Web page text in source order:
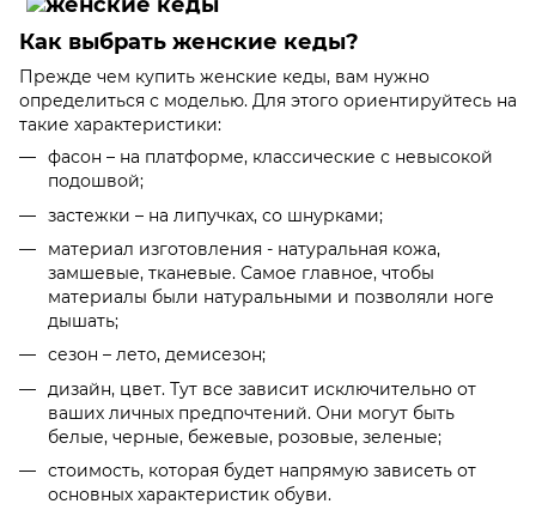
Как выбрать женские кеды?
Прежде чем купить женские кеды, вам нужно
определиться с моделью. Для этого ориентируйтесь на
такие характеристики:
фасон – на платформе, классические с невысокой
подошвой;
застежки – на липучках, со шнурками;
материал изготовления - натуральная кожа,
замшевые, тканевые. Самое главное, чтобы
материалы были натуральными и позволяли ноге
дышать;
сезон – лето, демисезон;
дизайн, цвет. Тут все зависит исключительно от
ваших личных предпочтений. Они могут быть
белые, черные, бежевые, розовые, зеленые;
стоимость, которая будет напрямую зависеть от
основных характеристик обуви.